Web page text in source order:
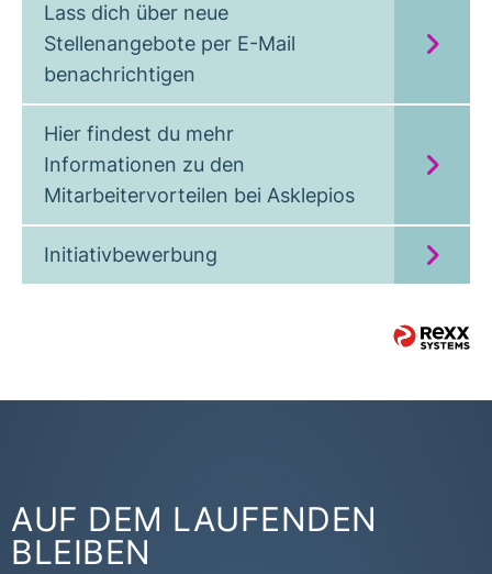
Lass dich über neue
Stellenangebote per E-Mail
benachrichtigen
Hier findest du mehr
Informationen zu den
Mitarbeitervorteilen bei Asklepios
Initiativbewerbung
AUF DEM LAUFENDEN
BLEIBEN